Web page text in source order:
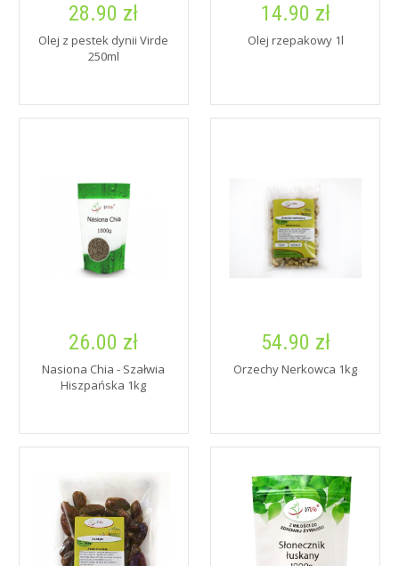
28.90 zł
Olej z pestek dynii Virde
250ml
14.90 zł
Olej rzepakowy 1l
26.00 zł
Nasiona Chia - Szałwia
Hiszpańska 1kg
54.90 zł
Orzechy Nerkowca 1kg